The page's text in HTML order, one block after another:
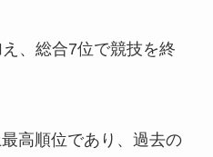
、総合7位で競技を終
高順位であり、過去の